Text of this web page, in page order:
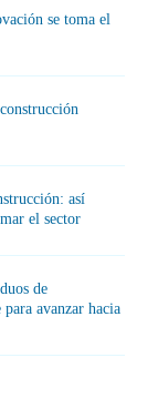
se toma el
así
el sector
de
avanzar hacia